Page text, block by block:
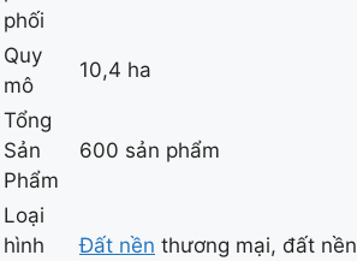
phối
Quy
mô
10,4 ha
Tổng
Sản
Phẩm
600 sản phẩm
Loại
hình
Đất nền thương mại, đất nền